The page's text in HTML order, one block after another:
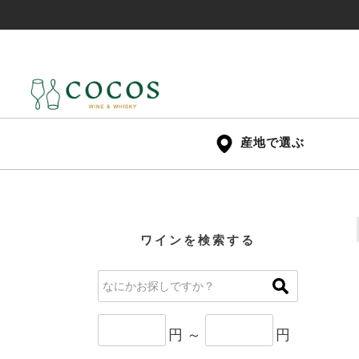
産地で選ぶ
ワインを検索する
円 ～ 円